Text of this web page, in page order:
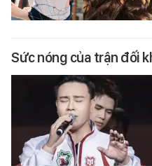
Sức nóng của trận đối